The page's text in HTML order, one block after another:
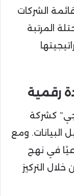
الشركات
المرتبة
رقمية
كشركة
البيانات. ومع
في نهج
التركيز